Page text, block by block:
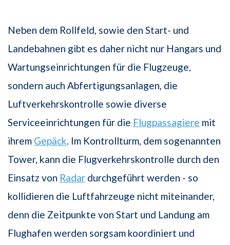
Neben dem Rollfeld, sowie den Start- und
Landebahnen gibt es daher nicht nur Hangars und
Wartungseinrichtungen für die Flugzeuge,
sondern auch Abfertigungsanlagen, die
Luftverkehrskontrolle sowie diverse
Serviceeinrichtungen für die Flugpassagiere mit
ihrem Gepäck. Im Kontrollturm, dem sogenannten
Tower, kann die Flugverkehrskontrolle durch den
Einsatz von Radar durchgeführt werden - so
kollidieren die Luftfahrzeuge nicht miteinander,
denn die Zeitpunkte von Start und Landung am
Flughafen werden sorgsam koordiniert und